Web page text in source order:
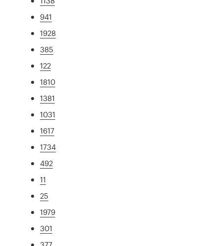
941
1928
385
122
1810
1381
1031
1617
1734
492
11
25
1979
301